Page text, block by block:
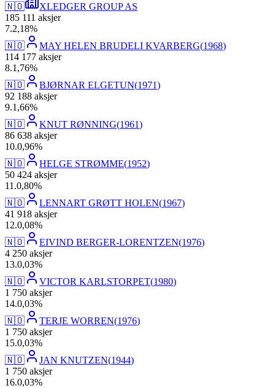
🇳🇴
XLEDGER GROUP AS
185 111 aksjer
7.2,18%
🇳🇴
MAY HELEN BRUDELI KVARBERG(1968)
114 177 aksjer
8.1,76%
🇳🇴
BJØRNAR ELGETUN(1971)
92 188 aksjer
9.1,66%
🇳🇴
KNUT RØNNING(1961)
86 638 aksjer
10.0,96%
🇳🇴
HELGE STRØMME(1952)
50 424 aksjer
11 .0,80%
🇳🇴
LENNART GRØTT HOLEN(1967)
41 918 aksjer
12.0,08%
🇳🇴
EIVIND BERGER-LORENTZEN(1976)
4 250 aksjer
13.0,03%
🇳🇴
VICTOR KARLSTORPET(1980)
1 750 aksjer
14.0,03%
🇳🇴
TERJE WORREN(1976)
1 750 aksjer
15.0,03%
🇳🇴
JAN KNUTZEN(1944)
1 750 aksjer
16.0,03%